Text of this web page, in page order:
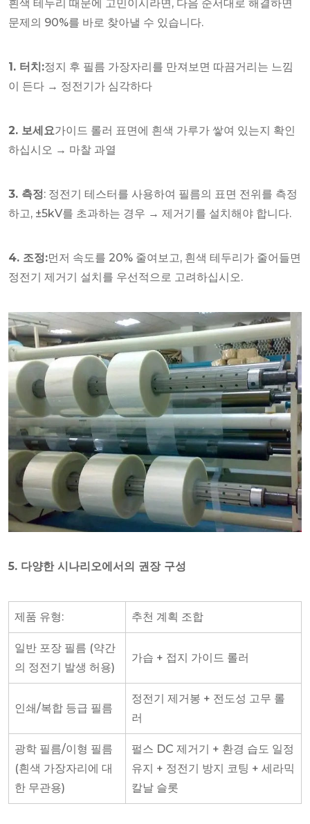
흰색 테두리 때문에 고민이시라면, 다음 순서대로 해결하면
문제의 90%를 바로 찾아낼 수 있습니다.
1. 터치:정지 후 필름 가장자리를 만져보면 따끔거리는 느낌
이 든다 → 정전기가 심각하다
2. 보세요가이드 롤러 표면에 흰색 가루가 쌓여 있는지 확인
하십시오 → 마찰 과열
3. 측정: 정전기 테스터를 사용하여 필름의 표면 전위를 측정
하고, ±5kV를 초과하는 경우 → 제거기를 설치해야 합니다.
4. 조정:먼저 속도를 20% 줄여보고, 흰색 테두리가 줄어들면
정전기 제거기 설치를 우선적으로 고려하십시오.
5. 다양한 시나리오에서의 권장 구성
제품 유형: 추천 계획 조합
일반 포장 필름 (약간
의 정전기 발생 허용)
가습 + 접지 가이드 롤러
인쇄/복합 등급 필름
정전기 제거봉 + 전도성 고무 롤
러
광학 필름/이형 필름
(흰색 가장자리에 대
한 무관용)
펄스 DC 제거기 + 환경 습도 일정
유지 + 정전기 방지 코팅 + 세라믹
칼날 슬롯